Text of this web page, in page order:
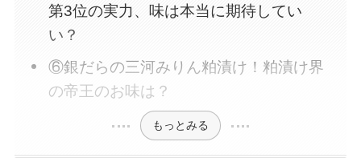
第3位の実力、味は本当に期待してい
い？
⑥銀だらの三河みりん粕漬け！粕漬け界
の帝王のお味は？
もっとみる